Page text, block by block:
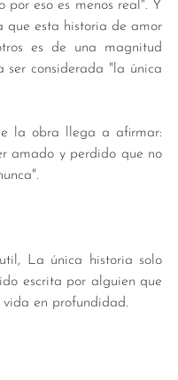
por eso es menos real". Y
que esta historia de amor
es de una magnitud
ser considerada "la única
la obra llega a afirmar:
amado y perdido que no
La única historia solo
escrita por alguien que
en profundidad.